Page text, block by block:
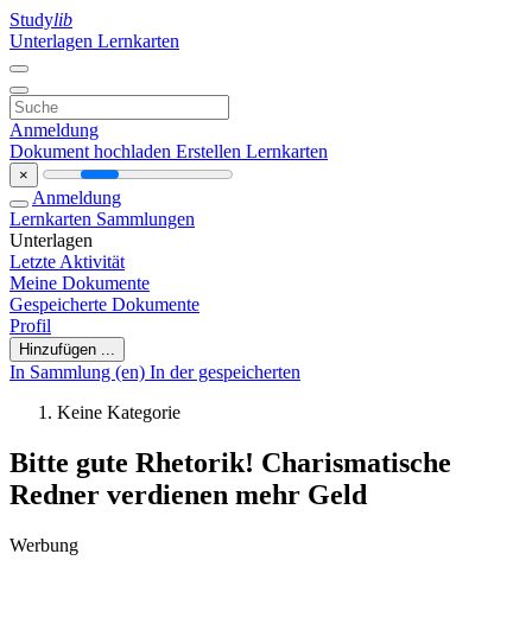
Studylib
Unterlagen Lernkarten
Anmeldung
Dokument hochladen Erstellen Lernkarten
×
Anmeldung
Lernkarten Sammlungen
Unterlagen
Letzte Aktivität
Meine Dokumente
Gespeicherte Dokumente
Profil
Hinzufügen ...
In Sammlung (en) In der gespeicherten
Keine Kategorie
Bitte gute Rhetorik! Charismatische
Redner verdienen mehr Geld
Werbung